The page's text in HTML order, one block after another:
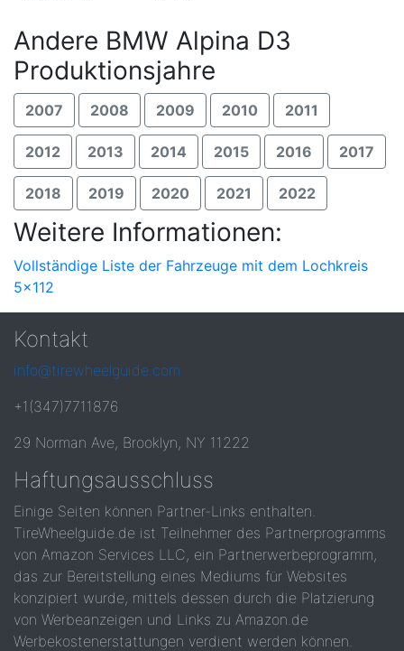
Andere BMW Alpina D3
Produktionsjahre
2007 2008 2009 2010 2011
2012 2013 2014 2015 2016 2017
2018 2019 2020 2021 2022
Weitere Informationen:
Vollständige Liste der Fahrzeuge mit dem Lochkreis
5x112
Kontakt
info@tirewheelguide.com
+1(347)7711876
29 Norman Ave, Brooklyn, NY 11222
Haftungsausschluss
Einige Seiten können Partner-Links enthalten.
TireWheelguide.de ist Teilnehmer des Partnerprogramms
von Amazon Services LLC, ein Partnerwerbeprogramm,
das zur Bereitstellung eines Mediums für Websites
konzipiert wurde, mittels dessen durch die Platzierung
von Werbeanzeigen und Links zu Amazon.de
Werbekostenerstattungen verdient werden können.